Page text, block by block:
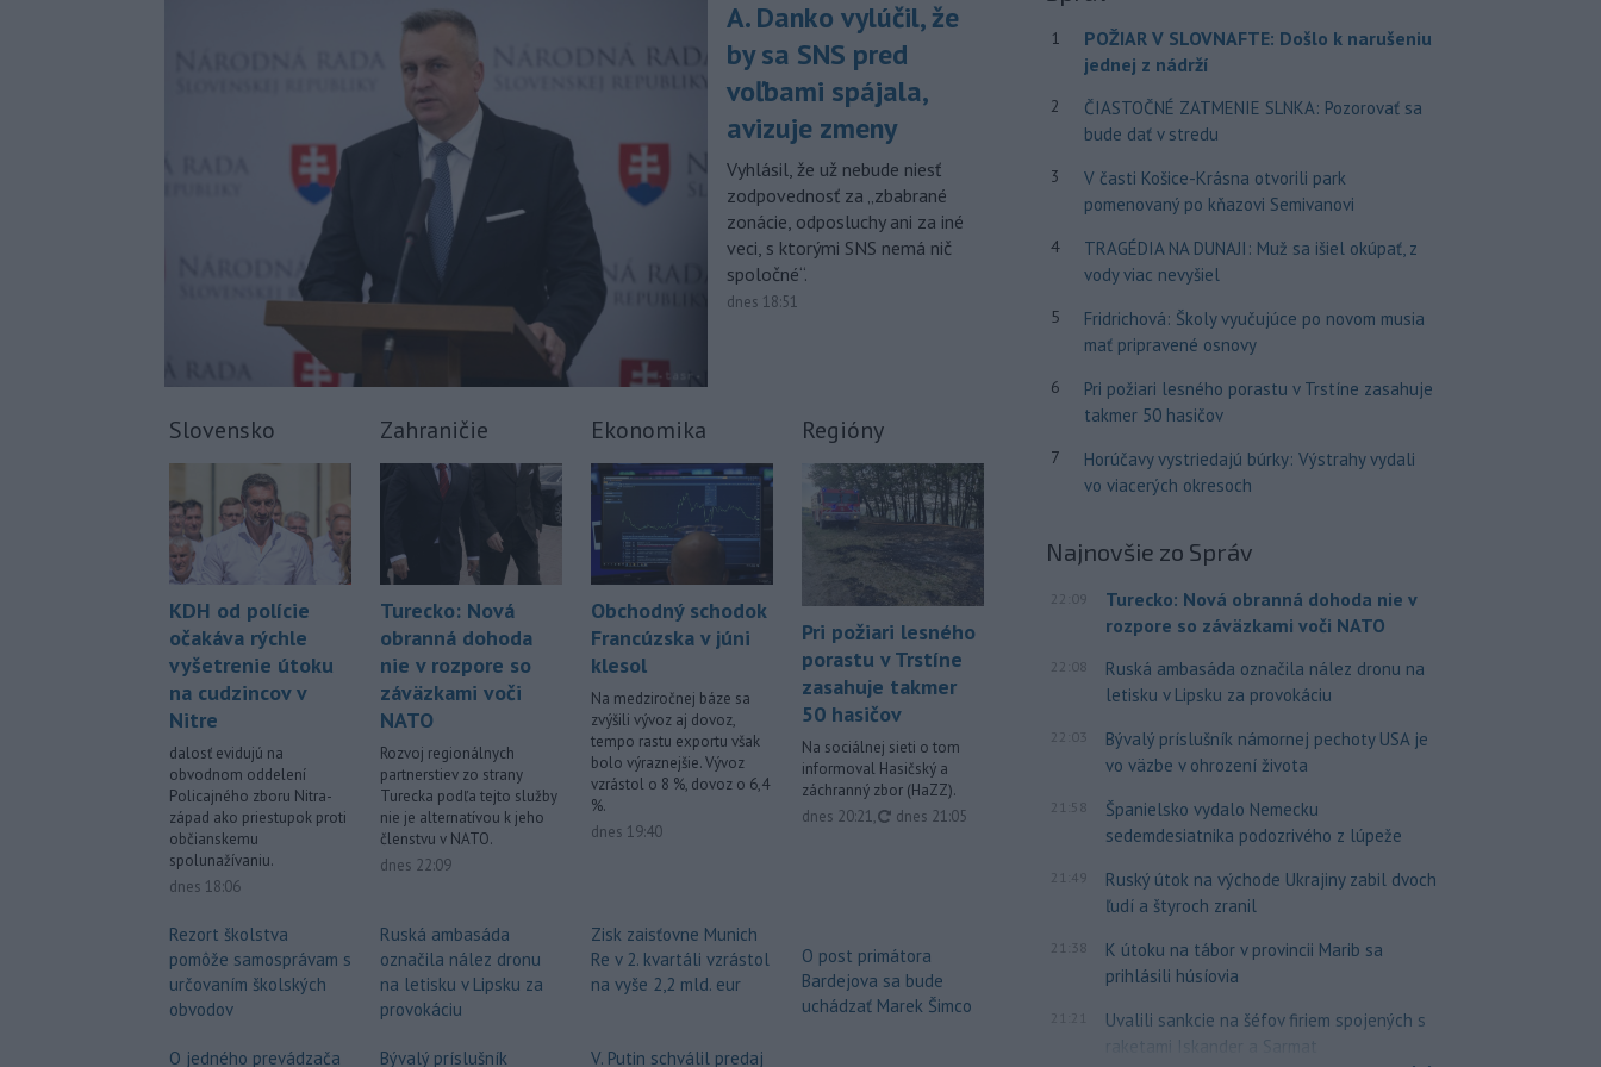
júla 2026 herečka a dlhoročná
členka Slovenského komorného
divadla (SKD) v Martine Helena
Sudická.
10:15 - Národná diaľničná
spoločnosť (NDS) ukončila výmenu
mostného záveru na ľavej strane
mosta Lanfranconi, ktorý je súčasťou
bratislavskej diaľnice D2.
Viac >
A. Danko vylúčil, že
by sa SNS pred
voľbami spájala,
avizuje zmeny
Vyhlásil, že už nebude niesť
zodpovednosť za „zbabrané
zonácie, odposluchy ani za iné
veci, s ktorými SNS nemá nič
spoločné“.
dnes 18:51
Slovensko
KDH od polície
očakáva rýchle
vyšetrenie útoku
na cudzincov v
Nitre
dalosť evidujú na
obvodnom oddelení
Policajného zboru Nitra-
západ ako priestupok proti
občianskemu
spolunažívaniu.
dnes 18:06
Rezort školstva
pomôže samosprávam s
určovaním školských
obvodov
O jedného prevádzača
Zahraničie
Turecko: Nová
obranná dohoda
nie v rozpore so
záväzkami voči
NATO
Rozvoj regionálnych
partnerstiev zo strany
Turecka podľa tejto služby
nie je alternatívou k jeho
členstvu v NATO.
dnes 22:09
Ruská ambasáda
označila nález dronu
na letisku v Lipsku za
provokáciu
Bývalý príslušník
Ekonomika
Obchodný schodok
Francúzska v júni
klesol
Na medziročnej báze sa
zvýšili vývoz aj dovoz,
tempo rastu exportu však
bolo výraznejšie. Vývoz
vzrástol o 8 %, dovoz o 6,4
%.
dnes 19:40
Zisk zaisťovne Munich
Re v 2. kvartáli vzrástol
na vyše 2,2 mld. eur
V. Putin schválil predaj
Regióny
Pri požiari lesného
porastu v Trstíne
zasahuje takmer
50 hasičov
Na sociálnej sieti o tom
informoval Hasičský a
záchranný zbor (HaZZ).
dnes 20:21, aktualizované
dnes 21:05
O post primátora
Bardejova sa bude
uchádzať Marek Šimco
1
POŽIAR V SLOVNAFTE: Došlo k narušeniu
jednej z nádrží
2
ČIASTOČNÉ ZATMENIE SLNKA: Pozorovať sa
bude dať v stredu
3
V časti Košice-Krásna otvorili park
pomenovaný po kňazovi Semivanovi
4
TRAGÉDIA NA DUNAJI: Muž sa išiel okúpať, z
vody viac nevyšiel
5
Fridrichová: Školy vyučujúce po novom musia
mať pripravené osnovy
6
Pri požiari lesného porastu v Trstíne zasahuje
takmer 50 hasičov
7
Horúčavy vystriedajú búrky: Výstrahy vydali
vo viacerých okresoch
Najnovšie zo Správ
22:09
Turecko: Nová obranná dohoda nie v
rozpore so záväzkami voči NATO
22:08
Ruská ambasáda označila nález dronu na
letisku v Lipsku za provokáciu
22:03
Bývalý príslušník námornej pechoty USA je
vo väzbe v ohrození života
21:58
Španielsko vydalo Nemecku
sedemdesiatnika podozrivého z lúpeže
21:49
Ruský útok na východe Ukrajiny zabil dvoch
ľudí a štyroch zranil
21:38
K útoku na tábor v provincii Marib sa
prihlásili húsíovia
Uvalili sankcie na šéfov firiem spojených s
raketami Iskander a Sarmat